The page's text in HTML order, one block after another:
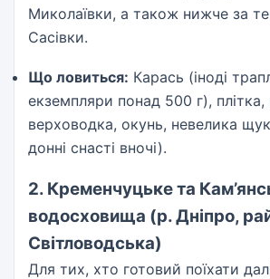
Миколаївки, а також нижче за
Сасівки.
Що ловиться: Карась (іноді
екземпляри понад 500 г), плітка,
верховодка, окунь, невелика
донні снасті вночі).
2. Кременчуцьке та
водосховища (р. Дніпро,
Світловодська)
Для тих, хто готовий поїхати